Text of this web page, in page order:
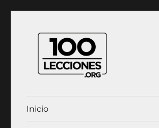
100Lecciones.Org
Inicio